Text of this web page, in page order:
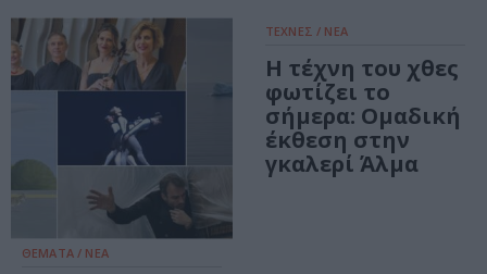
ΘΕΜΑΤΑ / ΝΕΑ
ΤΕΧΝΕΣ / ΝΕΑ
Η τέχνη του χθες
φωτίζει το
σήμερα: Ομαδική
έκθεση στην
γκαλερί Άλμα